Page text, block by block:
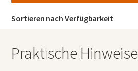
Sortieren nach Verfügbarkeit
Praktische Hinweise